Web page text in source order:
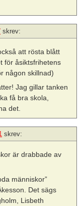
skrev:
att rösta blått
för åsiktsfrihetens
någon skillnad)
Jag gillar tanken
få bra skola,
det.
skrev:
är drabbade av
människor”
Det sägs
Lisbeth